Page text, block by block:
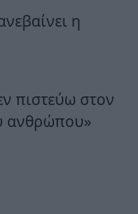
η
πιστεύω στον
ανθρώπου»